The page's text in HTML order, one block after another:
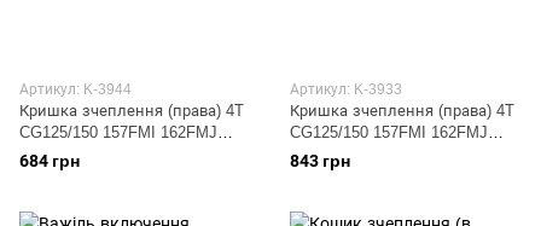
Артикул: K-3944
Кришка зчеплення (права) 4T
CG125/150 157FMI 162FMJ
GEON , LIFAN , Zongshen
(#0002) ZZQ
684 грн
Артикул: K-3933
Кришка зчеплення (права) 4T
CG125/150 157FMI 162FMJ
GEON , LIFAN , Zongshen ZZQ
843 грн